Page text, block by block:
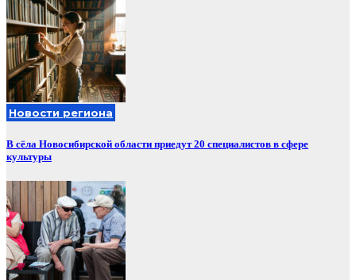
Новости региона
В сёла Новосибирской области приедут 20 специалистов в сфере
культуры